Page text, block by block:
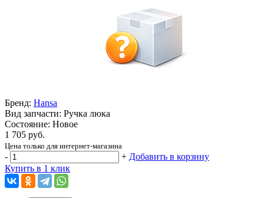
Бренд: Hansa
Вид запчасти: Ручка люка
Состояние: Новое
1 705 руб.
Цена только для интернет-магазина
- + Добавить в корзину
Купить в 1 клик